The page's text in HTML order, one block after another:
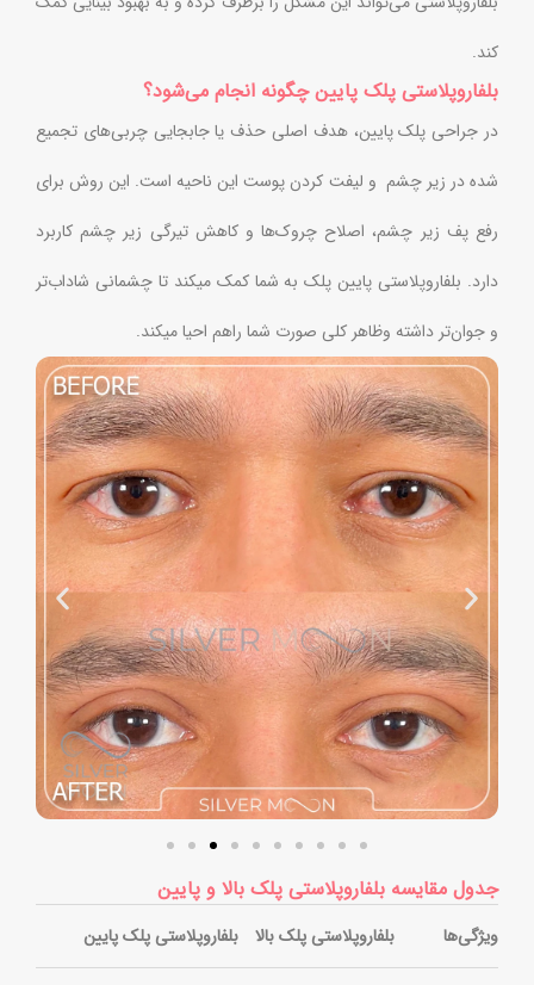
کند.
بلفاروپلاستی پلک پایین چگونه انجام می‌شود؟
در جراحی پلک پایین، هدف اصلی حذف یا جابجایی چربی‌های تجمیع‌
شده در زیر چشم و لیفت کردن پوست این ناحیه است. این روش برای
رفع پف زیر چشم، اصلاح چروک‌ها و کاهش تیرگی زیر چشم کاربرد
دارد. بلفاروپلاستی پایین پلک به شما کمک میکند تا چشمانی شاداب‌تر
و جوان‌تر داشته وظاهر کلی صورت شما راهم احیا میکند.
جدول مقایسه بلفاروپلاستی پلک بالا و پایین
ویژگی‌ها بلفاروپلاستی پلک بالا بلفاروپلاستی پلک پایین